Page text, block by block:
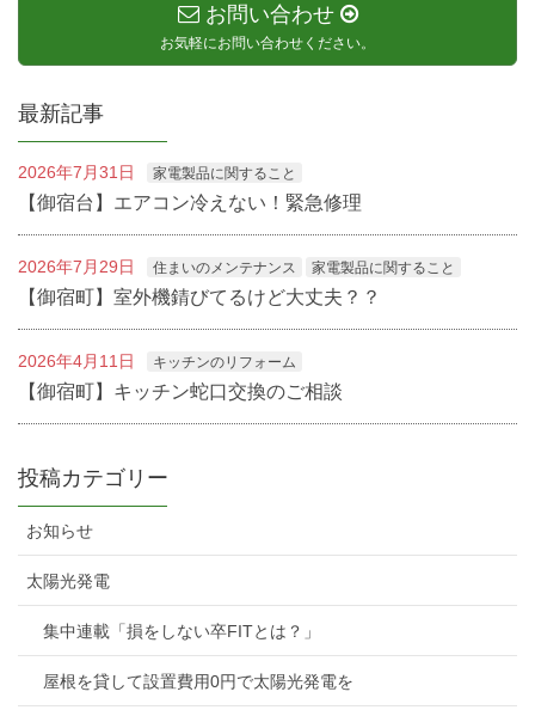
お問い合わせ
お気軽にお問い合わせください。
最新記事
2026年7月31日 家電製品に関すること
【御宿台】エアコン冷えない！緊急修理
2026年7月29日 住まいのメンテナンス 家電製品に関すること
【御宿町】室外機錆びてるけど大丈夫？？
2026年4月11日 キッチンのリフォーム
【御宿町】キッチン蛇口交換のご相談
投稿カテゴリー
お知らせ
太陽光発電
集中連載「損をしない卒FITとは？」
屋根を貸して設置費用0円で太陽光発電を